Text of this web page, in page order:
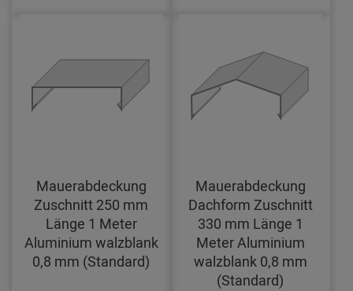
Mauerabdeckung
Zuschnitt 250 mm
Länge 1 Meter
Aluminium walzblank
0,8 mm (Standard)
Mauerabdeckung
Dachform Zuschnitt
330 mm Länge 1
Meter Aluminium
walzblank 0,8 mm
(Standard)